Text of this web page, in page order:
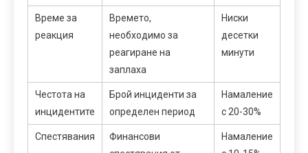
Време за
реакция
Времето,
необходимо за
реагиране на
заплаха
Ниски
десетки
минути
Честота на
инцидентите
Брой инциденти за
определен период
Намаление
с 20-30%
Спестявания
Финансови
Намаление